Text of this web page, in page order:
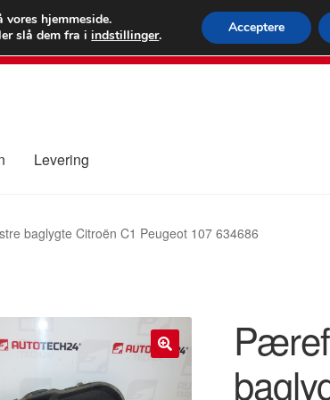
FEDEX
80 82
Levering
baglygte Citroën C1 Peugeot 107 634686
hjemmeside.
slå dem fra iindstillinger. Acceptere